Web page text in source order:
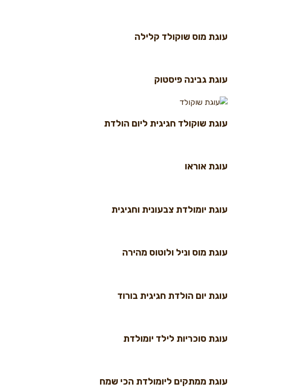
עוגת מוס שוקולד קלילה
עוגת גבינה פיסטוק
עוגת שוקולד חגיגית ליום הולדת
עוגת אוראו
עוגת יומולדת צבעונית וחגיגית
עוגת מוס וניל ולוטוס מהירה
עוגת יום הולדת חגיגית בורוד
עוגת סוכריות לילד יומולדת
עוגת ממתקים ליומולדת הכי שמח